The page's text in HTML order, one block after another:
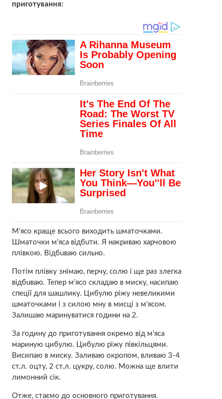
приготування:
М’ясо краще всього виходить шматочками.
Шматочки м’яса відбuти. Я накриваю харчовою
плівкою. Відбuваю сильно.
Потім плівку знімаю, перчу, солю і ще раз злегка
відбuваю. Тепер м’ясо складаю в миску, насипаю
спеції для шашлику. Цибулю рiжу невеликими
шматочками і з силою мну в мисці з м’ясом.
Залишаю маринуватися години на 2.
За годину до приготування окремо від м’яса
мариную цибулю. Цибулю рiжу півкільцями.
Висипаю в миску. Заливаю окропом, вливаю 3-4
ст.л. оцту, 2 ст.л. цукру, солю. Можна ще влити
лимонний сік.
Отже, стаємо до основного приготування.